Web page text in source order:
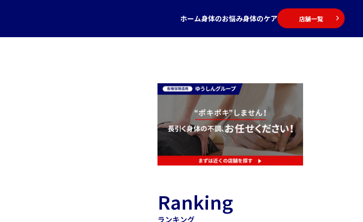
ホーム身体のお悩み身体のケア 店舗一覧
Ranking
ランキング